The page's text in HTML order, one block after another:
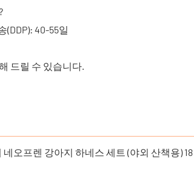
(DDP): 40-55일
드릴 수 있습니다.